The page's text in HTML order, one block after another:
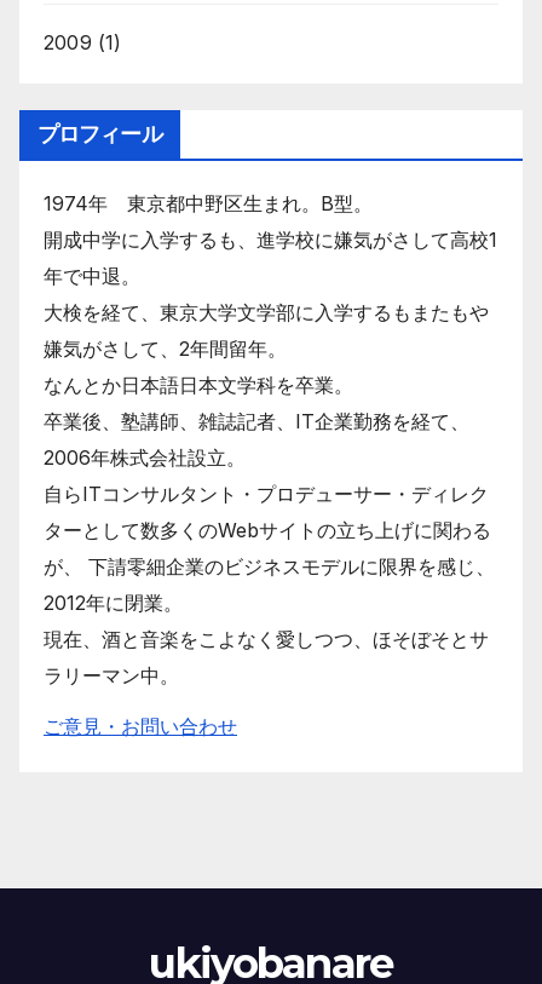
2009 (1)
プロフィール
1974年 東京都中野区生まれ。B型。
開成中学に入学するも、進学校に嫌気がさして高校1
年で中退。
大検を経て、東京大学文学部に入学するもまたもや
嫌気がさして、2年間留年。
なんとか日本語日本文学科を卒業。
卒業後、塾講師、雑誌記者、IT企業勤務を経て、
2006年株式会社設立。
自らITコンサルタント・プロデューサー・ディレク
ターとして数多くのWebサイトの立ち上げに関わる
が、 下請零細企業のビジネスモデルに限界を感じ、
2012年に閉業。
現在、酒と音楽をこよなく愛しつつ、ほそぼそとサ
ラリーマン中。
ご意見・お問い合わせ
ukiyobanare